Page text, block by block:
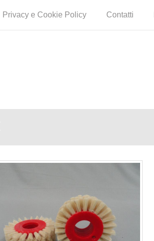
Privacy e Cookie Policy Contatti